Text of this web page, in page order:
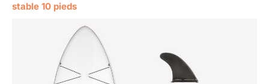
stable 10 pieds